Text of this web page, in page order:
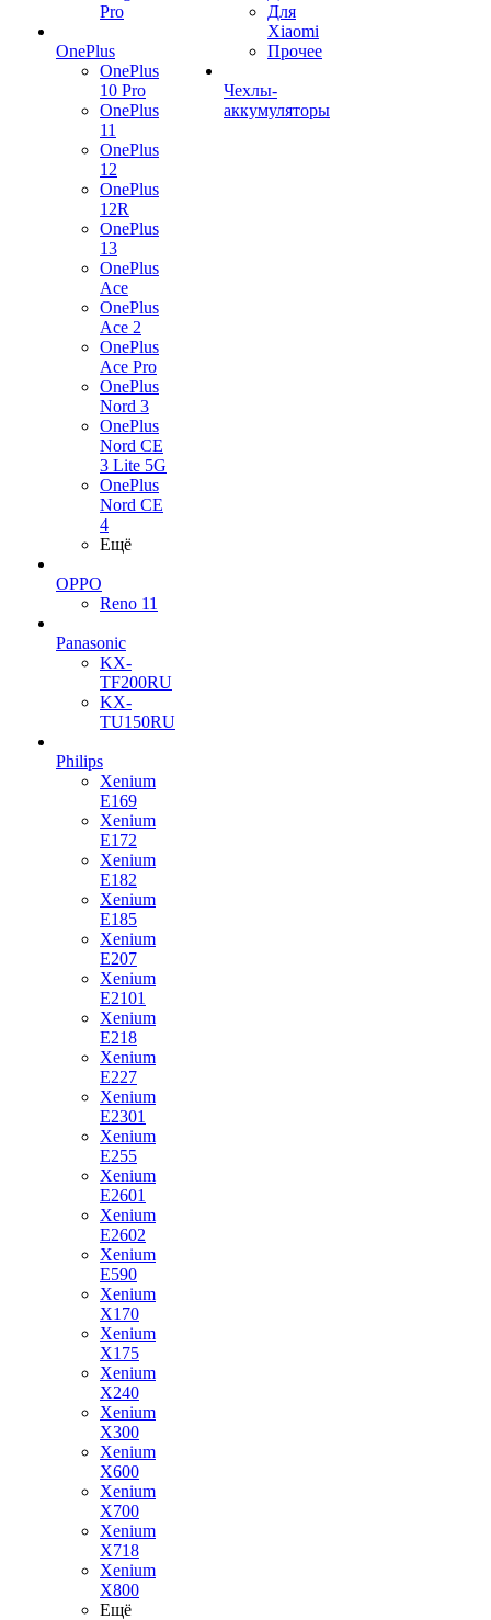
Pro
OnePlus
OnePlus
10 Pro
OnePlus
11
OnePlus
12
OnePlus
12R
OnePlus
13
OnePlus
Ace
OnePlus
Ace 2
OnePlus
Ace Pro
OnePlus
Nord 3
OnePlus
Nord CE
3 Lite 5G
OnePlus
Nord CE
4
Ещё
OPPO
Reno 11
Panasonic
KX-
TF200RU
KX-
TU150RU
Philips
Xenium
E169
Xenium
E172
Xenium
E182
Xenium
E185
Xenium
E207
Xenium
E2101
Xenium
E218
Xenium
E227
Xenium
E2301
Xenium
E255
Xenium
E2601
Xenium
E2602
Xenium
E590
Xenium
X170
Xenium
X175
Xenium
X240
Xenium
X300
Xenium
X600
Xenium
X700
Xenium
X718
Xenium
X800
Ещё
Для
Xiaomi
Прочее
Чехлы-
аккумуляторы